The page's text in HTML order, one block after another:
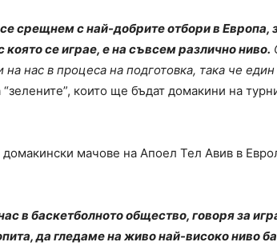
срещнем с най-добрите отбори в Европа,
която се играе, е на съвсем различно ниво.
на нас в процеса на подготовка, така че
които ще бъдат домакини на
мачове на Апоел Тел Авив в
в баскетболното общество, говоря за
да гледаме на живо най-високо ниво